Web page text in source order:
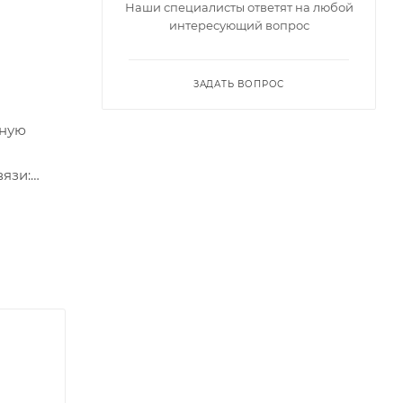
из
Наши специалисты ответят на любой
интересующий вопрос
ЗАДАТЬ ВОПРОС